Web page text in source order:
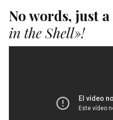
No words, just
in the Shell»!